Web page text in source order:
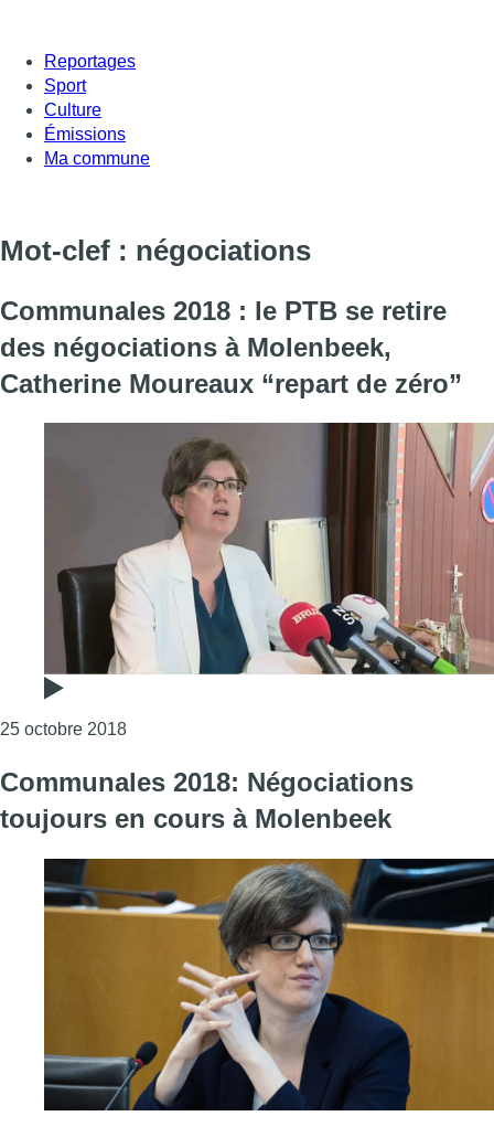
Reportages
Sport
Culture
Émissions
Ma commune
Mot-clef : négociations
Communales 2018 : le PTB se retire
des négociations à Molenbeek,
Catherine Moureaux “repart de zéro”
25 octobre 2018Consulter l'article "Communales 2018 : le
Communales 2018: Négociations
toujours en cours à Molenbeek